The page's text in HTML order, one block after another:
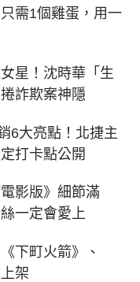
需1個雞蛋，用一
星！沈時華「生
詐欺案神隱
6大亮點！北捷主
打卡點公開
影版》細節滿
一定會愛上
下町火箭》、
架